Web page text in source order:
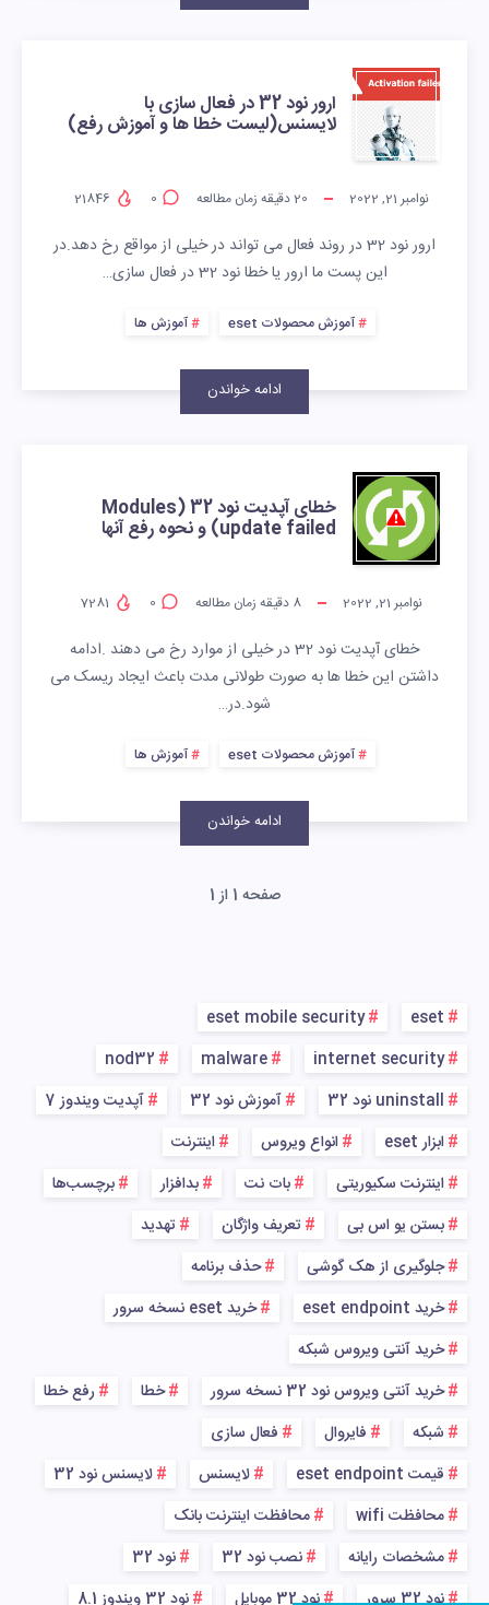
ارور نود 32 در فعال سازی با
لایسنس(لیست خطا ها و آموزش رفع)
نوامبر 21, 2022 20دقیقه زمان مطالعه 0
ارور نود 32 در روند فعال می تواند در خیلی از مواقع رخ دهد.در
این پست ما ارور یا خطا نود 32 در فعال سازی…
آموزش محصولات eset آموزش ها
ادامه خواندن
خطای آپدیت نود 32 (Modules
update failed) و نحوه رفع آنها
نوامبر 21, 2022 8 دقیقه زمان مطالعه 0
خطای آپدیت نود 32 در خیلی از موارد رخ می دهند .ادامه
داشتن این خطا ها به صورت طولانی مدت باعث ایجاد ریسک می
شود.در…
آموزش محصولات eset آموزش ها
ادامه خواندن
صفحه 1 از 1
eset
eset mobile security
internet security
malware
nod32
uninstall نود 32
آموزش نود 32
آپدیت ویندوز 7
ابزار eset
انواع ویروس
اینترنت
اینترنت سکیوریتی
بات نت بدافزار
برچسب‌ها
بستن یو اس بی
تعریف واژگان
تهدید
جلوگیری از هک گوشی
حذف برنامه
خرید eset endpoint
خرید eset نسخه سرور
خرید آنتی ویروس شبکه
خرید آنتی ویروس نود 32 نسخه سرور
خطا
رفع خطا
شبکه
فایروال
فعال سازی
قیمت eset endpoint
لایسنس
لایسنس نود 32
محافظت wifi
محافظت اینترنت بانک
مشخصات رایانه
نصب نود 32
نود 32
نود 32 سرور
نود 32 موبایل نود 32 ویندوز 8.1